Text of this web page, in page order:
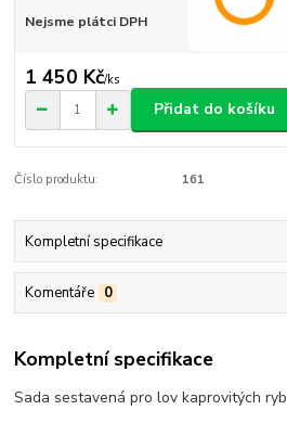
Nejsme plátci DPH
1 450 Kč/ks
Přidat do košíku
Číslo produktu: 161
Kompletní specifikace
Komentáře 0
Kompletní specifikace
Sada sestavená pro lov kaprovitých ryb